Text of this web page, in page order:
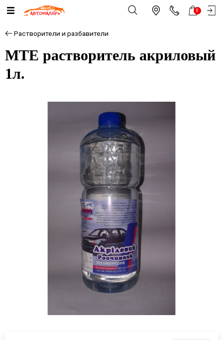
0
Растворители и разбавители
МТЕ растворитель акриловый
1л.